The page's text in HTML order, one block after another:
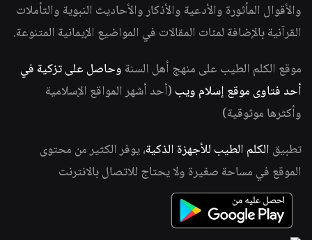
والأقوال المأثورة والأدعية والأذكار والأحاديث النبوية والتأملات
القرآنية بالإضافة لمئات المقالات في المواضيع الإيمانية المتنوعة.
موقع الكلم الطيب على منهج أهل السنة وحاصل على تزكية في
أحد فتاوى موقع إسلام ويب (أحد أشهر المواقع الإسلامية
وأكثرها موثوقية)
تطبيق الكلم الطيب للأجهزة الذكية، يوفر الكثير من محتوى
الموقع في مساحة صغيرة ولا يحتاج للاتصال بالانترنت